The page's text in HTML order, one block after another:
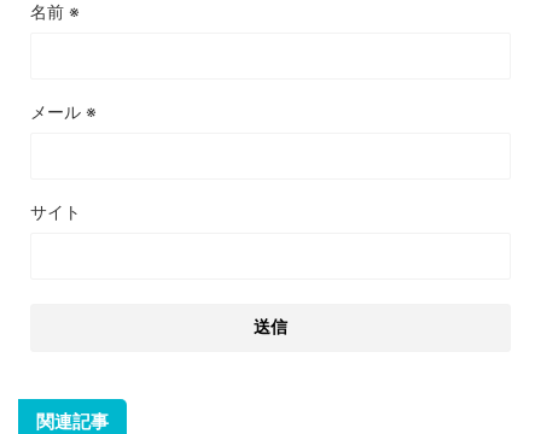
名前 ※
メール ※
サイト
関連記事